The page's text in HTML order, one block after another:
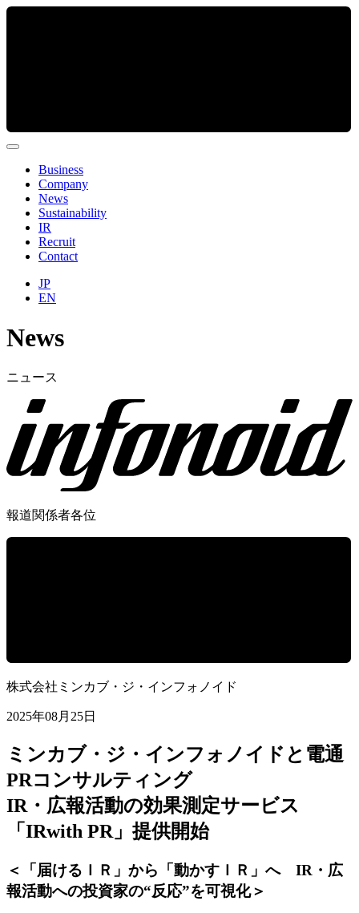
Business
Company
News
Sustainability
IR
Recruit
Contact
JP
EN
News
ニュース
報道関係者各位
株式会社ミンカブ・ジ・インフォノイド
2025年08月25日
ミンカブ・ジ・インフォノイドと電通
PRコンサルティング
IR・広報活動の効果測定サービス
「IRwith PR」提供開始
＜「届けるＩＲ」から「動かすＩＲ」へ IR・広
報活動への投資家の“反応”を可視化＞